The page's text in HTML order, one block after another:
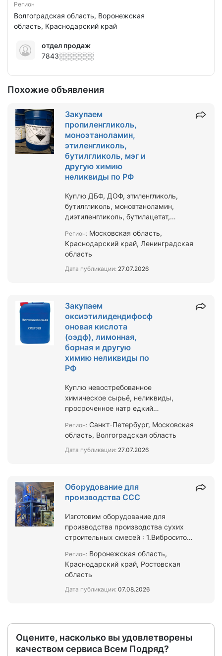
Регион
Волгоградская область, Воронежская
область, Краснодарский край
отдел продаж
7843░░░░░░░
Похожие объявления
Закупаем
пропиленгликоль,
моноэтаноламин,
этиленгликоль,
бутилгликоль, мэг и
другую химию
неликвиды по РФ
Куплю ДБФ, ДОФ, этиленгликоль,
бутилгликоль, моноэтаноламин,
диэтиленгликоль, бутилацетат,
этилацетат марка А, перхлор…
Регион: Московская область,
Краснодарский край, Ленинградская
область
Дата публикации: 27.07.2026
Закупаем
оксиэтилидендифосф
оновая кислота
(оэдф), лимонная,
борная и другую
химию неликвиды по
РФ
Куплю невостребованное
химическое сырьё, неликвиды,
просроченное натр едкий
сода каустическая, натр едкий
раствор, си…
Регион: Санкт-Петербург, Московская
область, Волгоградская область
Дата публикации: 27.07.2026
Оборудование для
производства ССС
Изготовим оборудование для
производства производства сухих
строительных смесей : 1.Вибросито
барабан) 2.Барабанная су…
Регион: Воронежская область,
Краснодарский край, Ростовская
область
Дата публикации: 07.08.2026
Оцените, насколько вы удовлетворены
качеством сервиса Всем Подряд?